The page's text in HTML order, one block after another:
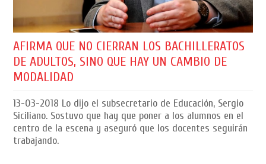
AFIRMA QUE NO CIERRAN LOS BACHILLERATOS
DE ADULTOS, SINO QUE HAY UN CAMBIO DE
MODALIDAD
13-03-2018 Lo dijo el subsecretario de Educación, Sergio
Siciliano. Sostuvo que hay que poner a los alumnos en el
centro de la escena y aseguró que los docentes seguirán
trabajando.